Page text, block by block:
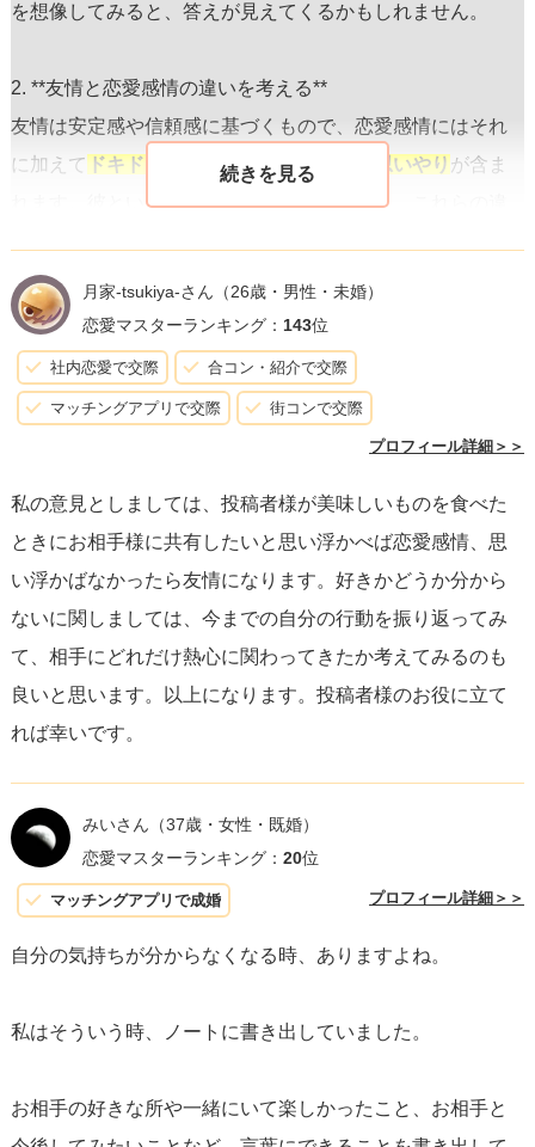
を想像してみると、答えが見えてくるかもしれません。
2. **友情と恋愛感情の違いを考える**
友情は安定感や信頼感に基づくもので、恋愛感情にはそれ
に加えてドキドキするような刺激や特別な思いやりが含ま
れます。彼といる時の自分の感情を振り返り、これらの違
3. **時間をかけて見極める**
急に答えを出そうとせず、しばらくの間、自分の気持ちを
観察し続けることも一つの方法です。人の感情は変化しや
すいもので、時間をかけてじっくりと自分自身と向き合う
4. **信頼できる友人や家族に相談する**
時には第三者の視点が非常に役立ちます。自分の気持ちを
言葉にして話すことで、 自分でも気づかなかった感情の深
層が見えてくることがあります。信頼できる友人や家族に
相談してみましょう。
気持ちに間違いはありません。恋愛感情も友情も、それぞ
れが持つ価値と美しさがあるのです。自分の心に正直に向
き合いながら、焦らず時間をかけて答えを見つけ出してい
でも受け入れる勇気を持つ ことが大切です。
月家-tsukiya-さん （26歳・男性・未婚）
恋愛マスターランキング： 143位
社内恋愛で交際 合コン・紹介で交際
マッチングアプリで交際 街コンで交際
プロフィール詳細＞＞
私の意見としましては、投稿者様が美味しいものを食べた
ときにお相手様に共有したいと思い浮かべば恋愛感情、思
い浮かばなかったら友情になります。好きかどうか分から
ないに関しましては、今までの自分の行動を振り返ってみ
て、相手にどれだけ熱心に関わってきたか考えてみるのも
良いと思います。以上になります。投稿者様のお役に立て
れば幸いです。
みいさん （37歳・女性・既婚）
恋愛マスターランキング： 20位
マッチングアプリで成婚 プロフィール詳細＞＞
自分の気持ちが分からなくなる時、ありますよね。
私はそういう時、ノートに書き出していました。
お相手の好きな所や一緒にいて楽しかったこと、お相手と